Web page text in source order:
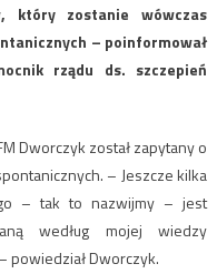
który zostanie wówczas
– poinformował
rządu ds. szczepień
Dworczyk został zapytany o
– Jeszcze kilka
– tak to nazwijmy – jest
według mojej wiedzy
powiedział Dworczyk.